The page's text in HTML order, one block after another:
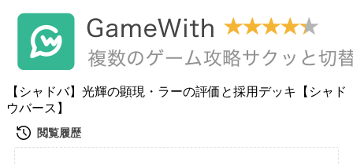
【シャドバ】光輝の顕現・ラーの評価と採用デッキ【シャド
ウバース】